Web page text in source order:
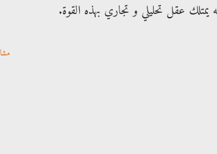
يمتلك عقل تحليلي و تجاري بهذه القوة.